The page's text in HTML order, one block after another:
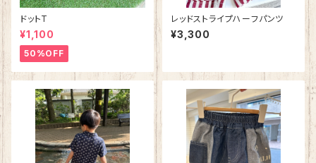
ドットT
¥1,100
50%OFF
レッドストライプハーフパンツ
¥3,300